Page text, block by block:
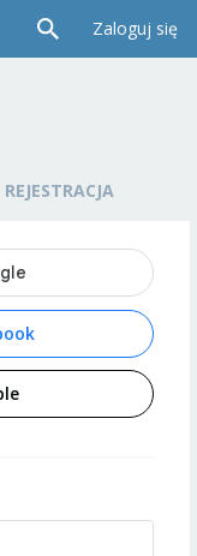
Zaloguj się
REJESTRACJA